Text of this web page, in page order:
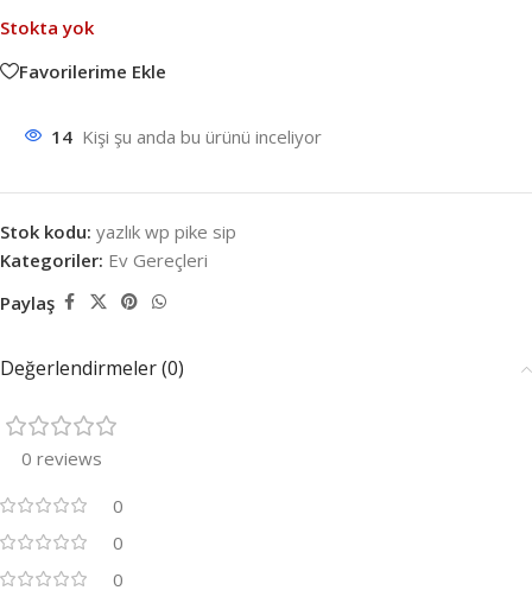
Stokta yok
Favorilerime Ekle
14 Kişi şu anda bu ürünü inceliyor
Stok kodu: yazlık wp pike sip
Kategoriler: Ev Gereçleri
Paylaş
Değerlendirmeler (0)
0 reviews
0
0
0